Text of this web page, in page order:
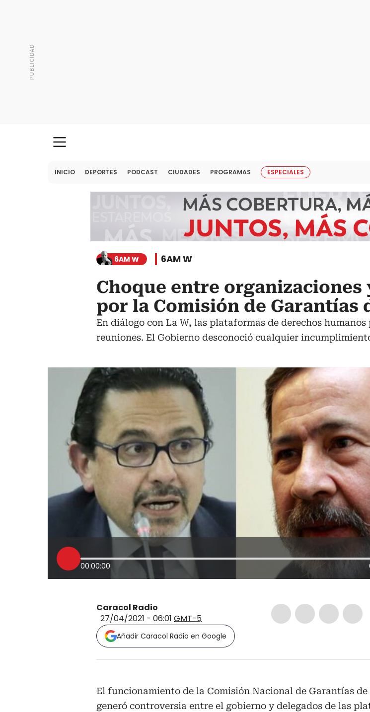
INICIO DEPORTES PODCAST CIUDADES PROGRAMAS ESPECIALES
6AM W 6AM W
Choque entre organizaciones
por la Comisión de Garantías
En diálogo con La W, las plataformas de derechos
reuniones. El Gobierno desconoció cualquier
00:00:00
Caracol Radio
27/04/2021 - 06:01 GMT-5
Añadir Caracol Radio en Google
El funcionamiento de la Comisión Nacional de Garantías de
generó controversia entre el gobierno y delegados de las